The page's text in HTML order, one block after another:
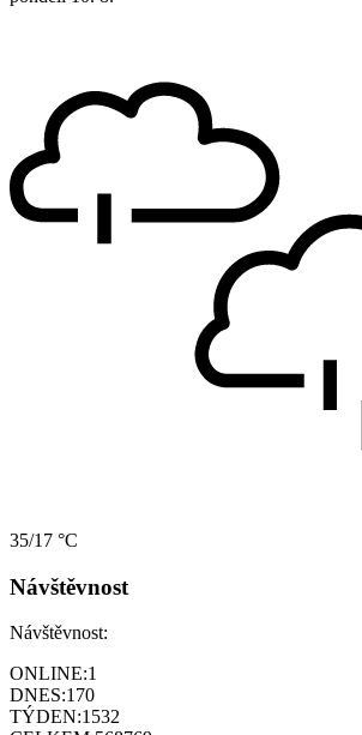
35/17 °C
Návštěvnost
Návštěvnost:
ONLINE:1
DNES:170
TÝDEN:1532